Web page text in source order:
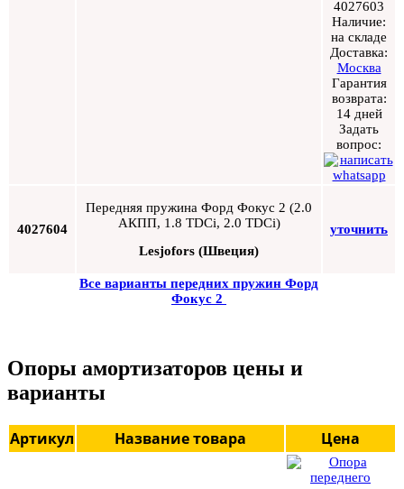
4027603
Наличие:
на складе
Доставка:
Москва
Гарантия
возврата:
14 дней
Задать
вопрос:
4027604
Передняя пружина Форд Фокус 2 (2.0
АКПП, 1.8 TDCi, 2.0 TDCi)
Lesjofors (Швеция)
уточнить
Все варианты передних пружин Форд
Фокус 2
Опоры амортизаторов цены и
варианты
Артикул Название товара Цена